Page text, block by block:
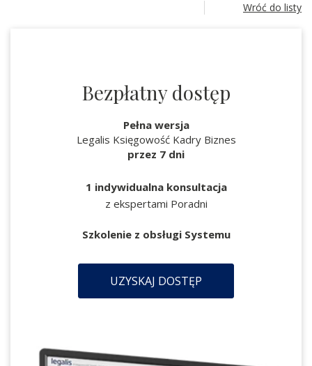
Wróć do listy
Bezpłatny dostęp
Pełna wersja
Legalis Księgowość Kadry Biznes
przez 7 dni
1 indywidualna konsultacja
z ekspertami Poradni
Szkolenie z obsługi Systemu
UZYSKAJ DOSTĘP